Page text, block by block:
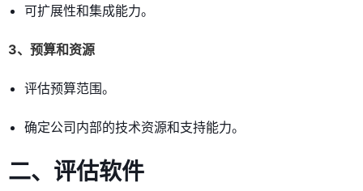
可扩展性和集成能力。
3、预算和资源
评估预算范围。
确定公司内部的技术资源和支持能力。
二、评估软件